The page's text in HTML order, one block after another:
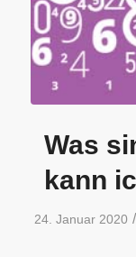
Was
kann
24. Januar 2020 /